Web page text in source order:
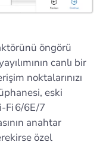
öngörü
canlı bir
noktalarınızı
eski
6/6E/7
anahtar
özel